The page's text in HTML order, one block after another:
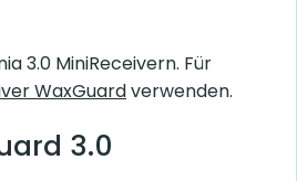
3.0 MiniReceivern. Für
WaxGuardverwenden.
3.0